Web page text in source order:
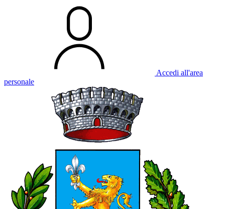
Accedi all'area
personale